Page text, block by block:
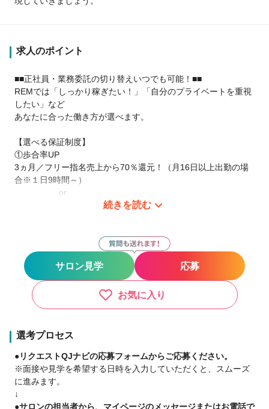
求人のポイント
■■正社員・業務委託の切り替えいつでも可能！■■
REMでは「しっかり稼ぎたい！」「自分のプライベートを重視
したい」など
あなたに合った働き方が選べます。
【選べる保証制度】
①歩合率UP
3ヵ月／フリー指名売上から70％還元！（月16日以上出勤の場
合※１日9時間～）
or
6ヵ月／フリー指名売上から60％還元！
最低保証を上回れば歩合で支給
②入店祝金(勤務日数で変動）
※給与欄に詳細あり
■月24日勤務：52万～47万
■月18日勤務：34万～29万
✔自由出勤
✔土日休み・長期休暇可能◎
続きを読む
サロン見学 応募
お気に入り
選考プロセス
●リクエストQJナビの応募フォームからご応募ください。
※面接や見学を希望する日時を入力していただくと、スムーズ
に進みます。
↓
●サロンの担当者から、マイページのメッセージまたはお電話で